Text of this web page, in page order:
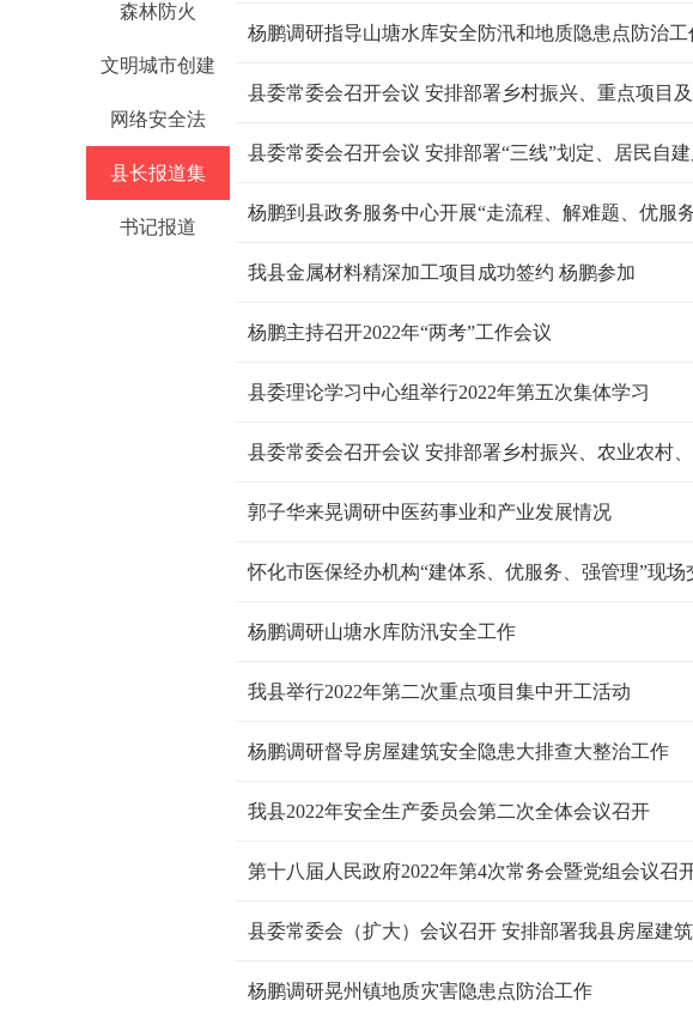
森林防火
文明城市创建
网络安全法
县长报道集
书记报道
杨鹏调研指导山塘水库安全防汛和地质隐患点防治工
县委常委会召开会议 安排部署乡村振兴、重点项目
杨鹏到县政务服务中心开展“走流程、解难题、优服
我县金属材料精深加工项目成功签约 杨鹏参加
杨鹏主持召开2022年“两考”工作会议
县委理论学习中心组举行2022年第五次集体学习
县委常委会召开会议 安排部署乡村振兴、农业农村
郭子华来晃调研中医药事业和产业发展情况
怀化市医保经办机构“建体系、优服务、强管理”现
杨鹏调研山塘水库防汛安全工作
我县举行2022年第二次重点项目集中开工活动
杨鹏调研督导房屋建筑安全隐患大排查大整治工作
我县2022年安全生产委员会第二次全体会议召开
第十八届人民政府2022年第4次常务会暨党组会议召
县委常委会（扩大）会议召开 安排部署我县房屋建
杨鹏调研晃州镇地质灾害隐患点防治工作